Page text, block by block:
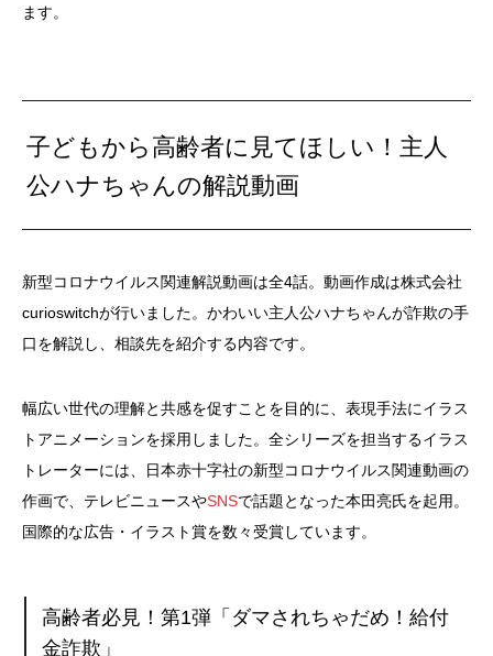
ます。
子どもから高齢者に見てほしい！主人
公ハナちゃんの解説動画
新型コロナウイルス関連解説動画は全4話。動画作成は株式会社
curioswitchが行いました。かわいい主人公ハナちゃんが詐欺の手
口を解説し、相談先を紹介する内容です。
幅広い世代の理解と共感を促すことを目的に、表現手法にイラス
トアニメーションを採用しました。全シリーズを担当するイラス
トレーターには、日本赤十字社の新型コロナウイルス関連動画の
作画で、テレビニュースやSNSで話題となった本田亮氏を起用。
国際的な広告・イラスト賞を数々受賞しています。
高齢者必見！第1弾「ダマされちゃだめ！給付
金詐欺」